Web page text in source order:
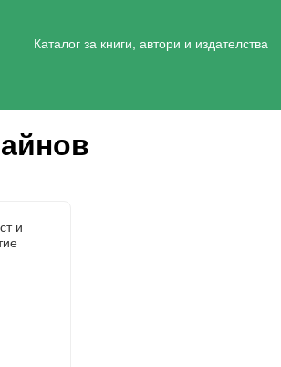
Каталог за книги, автори и издателства
и